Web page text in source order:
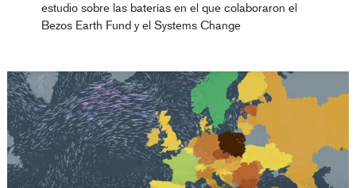
estudio sobre las baterías en el que colaboraron el
Bezos Earth Fund y el Systems Change